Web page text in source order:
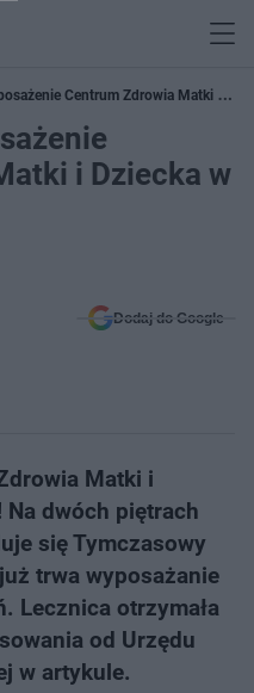
Centrum Zdrowia Matki i
i Dziecka w
Dodaj do Google
Matki i
Na dwóch piętrach
się Tymczasowy
trwa wyposażanie
Lecznica otrzymała
od Urzędu
w artykule.